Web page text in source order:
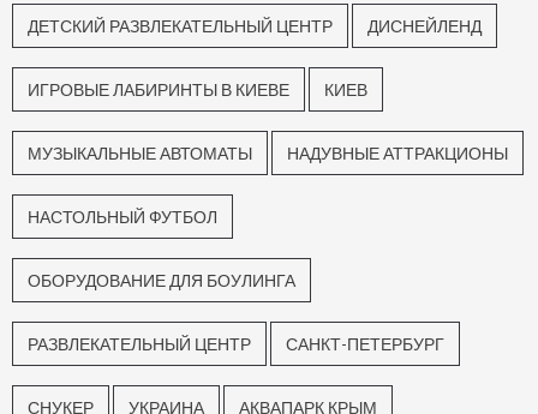
ДЕТСКИЙ РАЗВЛЕКАТЕЛЬНЫЙ ЦЕНТР ДИСНЕЙЛЕНД
ИГРОВЫЕ ЛАБИРИНТЫ В КИЕВЕ КИЕВ
МУЗЫКАЛЬНЫЕ АВТОМАТЫ НАДУВНЫЕ АТТРАКЦИОНЫ
НАСТОЛЬНЫЙ ФУТБОЛ
ОБОРУДОВАНИЕ ДЛЯ БОУЛИНГА
РАЗВЛЕКАТЕЛЬНЫЙ ЦЕНТР САНКТ-ПЕТЕРБУРГ
СНУКЕР УКРАИНА АКВАПАРК КРЫМ